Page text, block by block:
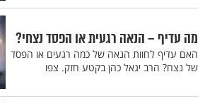
מה עדיף – הנאה רגעית או הפסד נצחי?
האם עדיף לחוות הנאה של כמה רגעים או הפסד
של נצח? הרב יגאל כהן בקטע חזק. צפו